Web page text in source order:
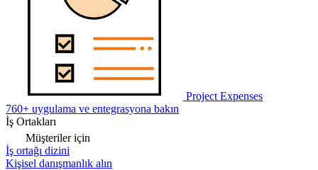
Project Expenses
760+ uygulama ve entegrasyona bakın
İş Ortakları
Müşteriler için
İş ortağı dizini
Kişisel danışmanlık alın